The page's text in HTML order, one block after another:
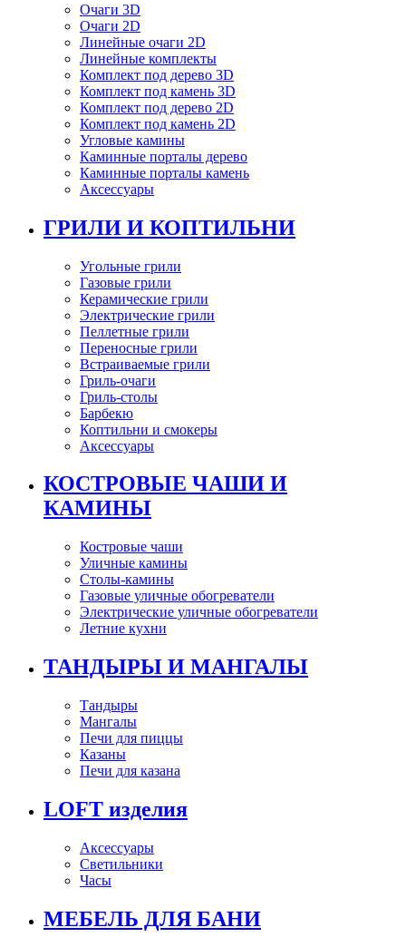
Очаги 3D
Очаги 2D
Линейные очаги 2D
Линейные комплекты
Комплект под дерево 3D
Комплект под камень 3D
Комплект под дерево 2D
Комплект под камень 2D
Угловые камины
Каминные порталы дерево
Каминные порталы камень
Аксессуары
ГРИЛИ И КОПТИЛЬНИ
Угольные грили
Газовые грили
Керамические грили
Электрические грили
Пеллетные грили
Переносные грили
Встраиваемые грили
Гриль-очаги
Гриль-столы
Барбекю
Коптильни и смокеры
Аксессуары
КОСТРОВЫЕ ЧАШИ И
КАМИНЫ
Костровые чаши
Уличные камины
Столы-камины
Газовые уличные обогреватели
Электрические уличные обогреватели
Летние кухни
ТАНДЫРЫ И МАНГАЛЫ
Тандыры
Мангалы
Печи для пиццы
Казаны
Печи для казана
LOFT изделия
Аксессуары
Светильники
Часы
МЕБЕЛЬ ДЛЯ БАНИ